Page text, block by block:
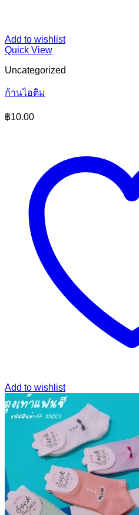
Add to wishlist
Quick View
Uncategorized
ก้านไอติม
฿10.00
Add to wishlist